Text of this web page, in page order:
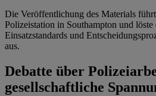
Die Veröffentlichung des Materials
Polizeistation in Southampton und
Einsatzstandards und
aus.
Debatte über
gesellschaftliche